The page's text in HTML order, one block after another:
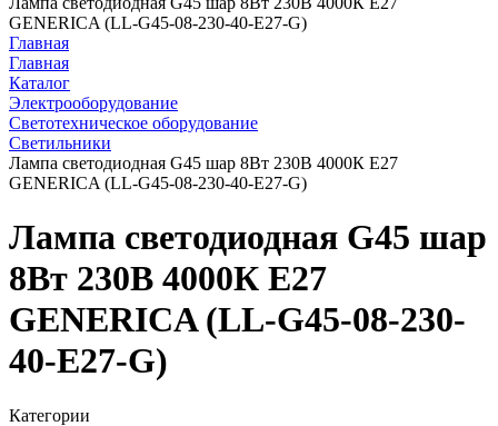
GENERICA (LL-G45-08-230-40-E27-G)
Главная
Главная
Каталог
Электрооборудование
Светотехническое оборудование
Светильники
Лампа светодиодная G45 шар 8Вт 230В 4000К E27
GENERICA (LL-G45-08-230-40-E27-G)
Лампа светодиодная G45 шар
8Вт 230В 4000К E27
GENERICA (LL-G45-08-230-
40-E27-G)
Категории